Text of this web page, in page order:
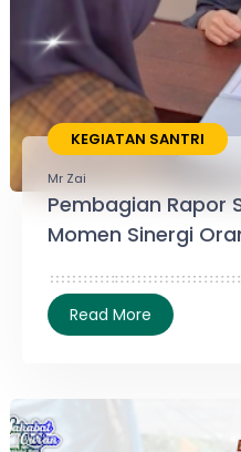
KEGIATAN SANTRI
Mr Zai
Pembagian Rapor
Momen Sinergi